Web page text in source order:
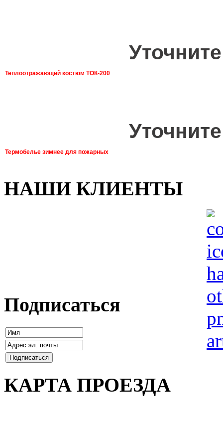
Теплоотражающий костюм ТОК-200
Термобелье зимнее для пожарных
НАШИ КЛИЕНТЫ
Подписаться
КАРТА ПРОЕЗДА